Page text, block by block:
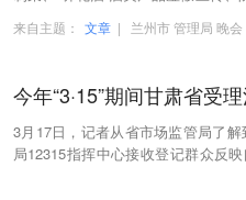
来自主题： 文章 | 兰州市管理局 晚会
今年“3·15”期间甘肃省受
3月17日，记者从省市场监管局了解
局12315指挥中心接收登记群众反